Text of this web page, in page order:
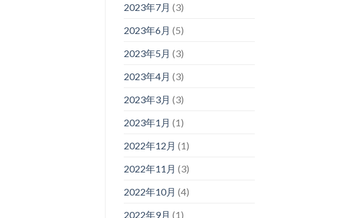
2023年7月 (3)
2023年6月 (5)
2023年5月 (3)
2023年4月 (3)
2023年3月 (3)
2023年1月 (1)
2022年12月 (1)
2022年11月 (3)
2022年10月 (4)
2022年9月 (1)